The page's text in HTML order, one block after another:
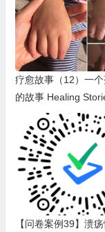
疗愈故事（12）一
的故事 Healing
id’s eczema story
【问卷案例39】溃